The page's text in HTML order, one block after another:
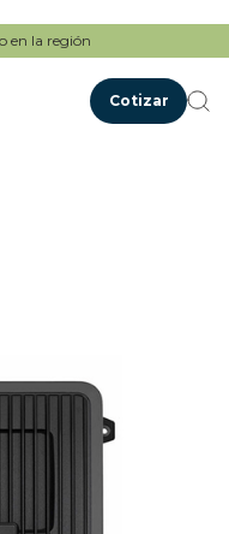
en la región
Cotizar